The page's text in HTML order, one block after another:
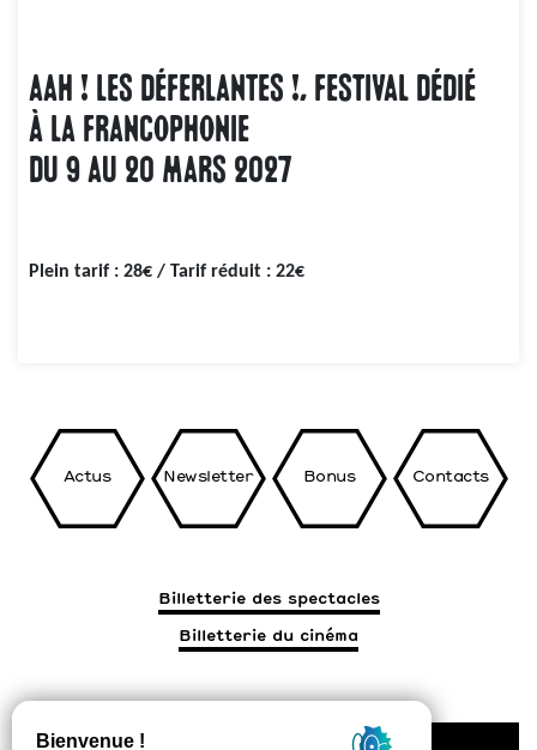
AAH ! LES DÉFERLANTES !, FESTIVAL DÉDIÉ
À LA FRANCOPHONIE
DU 9 AU 20 MARS 2027
Plein tarif : 28€ / Tarif réduit : 22€
Actus Newsletter Bonus Contacts
Billetterie des spectacles
Billetterie du cinéma